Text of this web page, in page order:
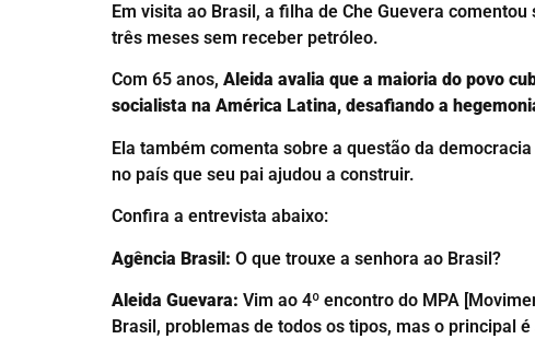
Em visita ao Brasil, a filha de Che Guevera
três meses sem receber petróleo.
Com 65 anos, Aleida avalia que a maioria do povo
socialista na América Latina, desafiando a
Ela também comenta sobre a questão da
no país que seu pai ajudou a construir.
Confira a entrevista abaixo:
Agência Brasil: O que trouxe a senhora ao Brasil?
Aleida Guevara: Vim ao 4º encontro do MPA
Brasil, problemas de todos os tipos, mas o principal